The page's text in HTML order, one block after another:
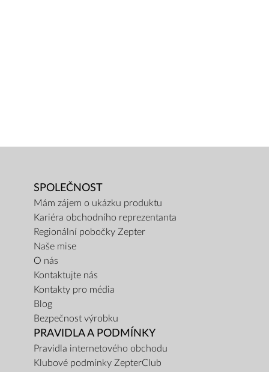
SPOLEČNOST
Mám zájem o ukázku produktu
Kariéra obchodního reprezentanta
Regionální pobočky Zepter
Naše mise
O nás
Kontaktujte nás
Kontakty pro média
Blog
Bezpečnost výrobku
PRAVIDLA A PODMÍNKY
Pravidla internetového obchodu
Klubové podmínky ZepterClub